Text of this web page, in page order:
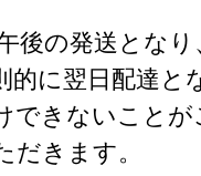
後の発送となり
的に翌日配達と
できないこと
だきます。